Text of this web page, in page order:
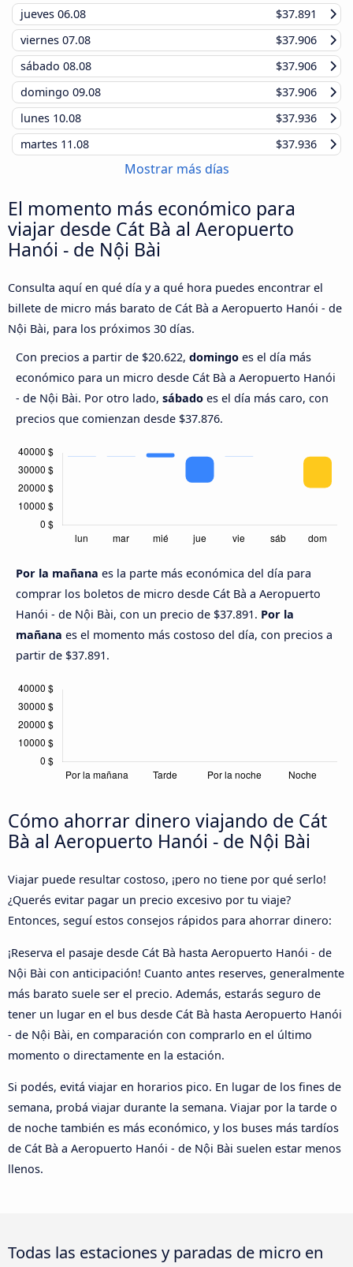
jueves 06.08
$37.891
viernes 07.08
$37.906
sábado 08.08
$37.906
domingo 09.08
$37.906
lunes 10.08
$37.936
martes 11.08 $37.936
Mostrar más días
El momento más económico para
viajar desde Cát Bà al Aeropuerto
Hanói - de Nội Bài
Consulta aquí en qué día y a qué hora puedes encontrar el
billete de micro más barato de Cát Bà a Aeropuerto Hanói - de
Nội Bài, para los próximos 30 días.
Con precios a partir de $20.622, domingo es el día más
económico para un micro desde Cát Bà a Aeropuerto Hanói
- de Nội Bài. Por otro lado, sábado es el día más caro, con
precios que comienzan desde $37.876.
Por la mañana es la parte más económica del día para
comprar los boletos de micro desde Cát Bà a Aeropuerto
Hanói - de Nội Bài, con un precio de $37.891. Por la
mañana es el momento más costoso del día, con precios a
partir de $37.891.
Cómo ahorrar dinero viajando de Cát
Bà al Aeropuerto Hanói - de Nội Bài
Viajar puede resultar costoso, ¡pero no tiene por qué serlo!
¿Querés evitar pagar un precio excesivo por tu viaje?
Entonces, seguí estos consejos rápidos para ahorrar dinero:
¡Reserva el pasaje desde Cát Bà hasta Aeropuerto Hanói - de
Nội Bài con anticipación! Cuanto antes reserves, generalmente
más barato suele ser el precio. Además, estarás seguro de
tener un lugar en el bus desde Cát Bà hasta Aeropuerto Hanói
- de Nội Bài, en comparación con comprarlo en el último
momento o directamente en la estación.
Si podés, evitá viajar en horarios pico. En lugar de los fines de
semana, probá viajar durante la semana. Viajar por la tarde o
de noche también es más económico, y los buses más tardíos
de Cát Bà a Aeropuerto Hanói - de Nội Bài suelen estar menos
llenos.
Todas las estaciones y paradas de micro en